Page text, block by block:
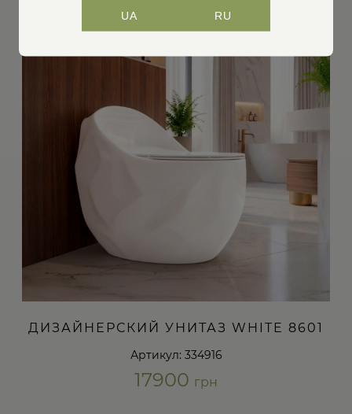
ДИЗАЙНЕРСКИЙ УНИТАЗ WHITE 8601
Артикул: 334916
17900 грн
UA RU